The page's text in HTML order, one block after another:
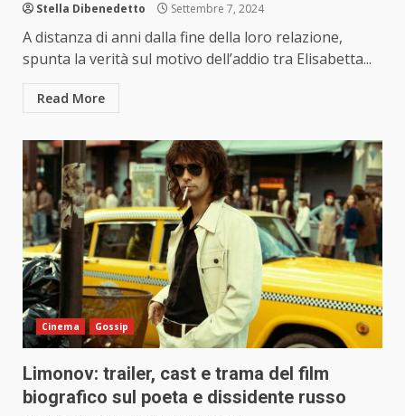
Stella Dibenedetto Settembre 7, 2024
A distanza di anni dalla fine della loro relazione,
spunta la verità sul motivo dell’addio tra Elisabetta...
Read More
Cinema Gossip
Limonov: trailer, cast e trama del film
biografico sul poeta e dissidente russo